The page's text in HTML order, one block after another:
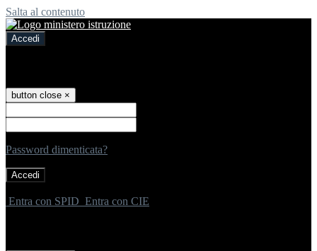
Salta al contenuto
Accedi
button close ×
Password dimenticata?
Entra con SPID Entra con CIE